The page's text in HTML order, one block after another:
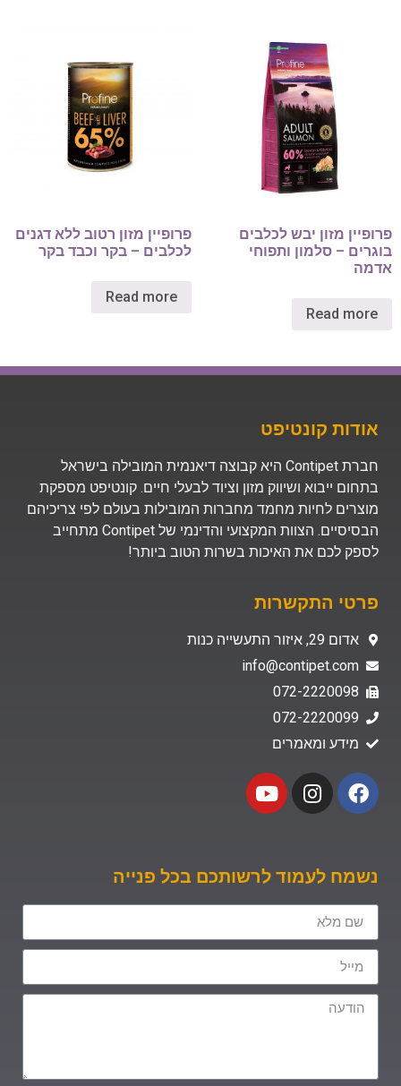
פרופיין מזון יבש לכלבים
בוגרים – סלמון ותפוחי
אדמה
Read more
פרופיין מזון רטוב ללא דגנים
לכלבים – בקר וכבד בקר
Read more
אודות קונטיפט
חברת Contipet היא קבוצה דיאנמית המובילה בישראל
בתחום ייבוא ושיווק מזון וציוד לבעלי חיים. קונטיפט מספקת
מוצרים לחיות מחמד מחברות המובילות בעולם לפי צריכיהם
הבסיסיים. הצוות המקצועי והדינמי של Contipet מתחייב
לספק לכם את האיכות בשרות הטוב ביותר!
פרטי התקשרות
אדום 29, איזור התעשייה כנות
info@contipet.com
072-2220098
072-2220099
מידע ומאמרים
נשמח לעמוד לרשותכם בכל פנייה